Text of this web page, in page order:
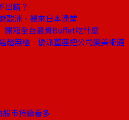
出錯？
洲、搬來日本澡堂
箱全台最貴Buffet吃什麼
趙無極 優派董座把公司變美術館
市持續看多